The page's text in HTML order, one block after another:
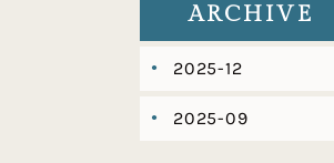
ARCHIVE
2025-12
2025-09